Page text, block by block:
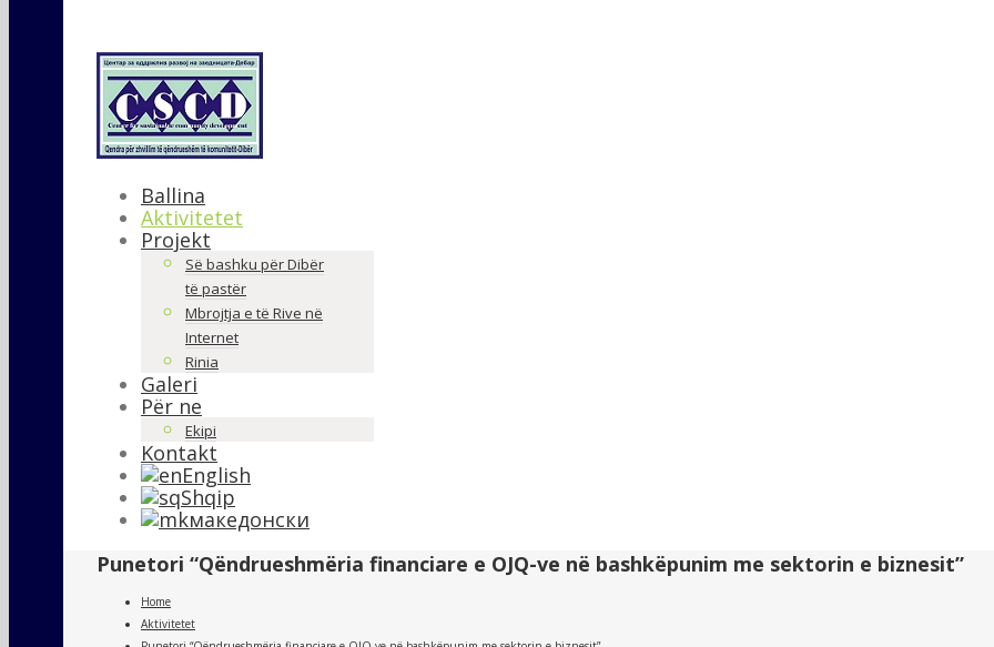
Ballina
Aktivitetet
Projekt
Së bashku për Dibër
të pastër
Mbrojtja e të Rive në
Internet
Rinia
Galeri
Për ne
Ekipi
Kontakt
English
Shqip
македонски
Punetori “Qëndrueshmëria financiare e OJQ-ve në bashkëpunim me sektorin e biznesit”
Home
Aktivitetet